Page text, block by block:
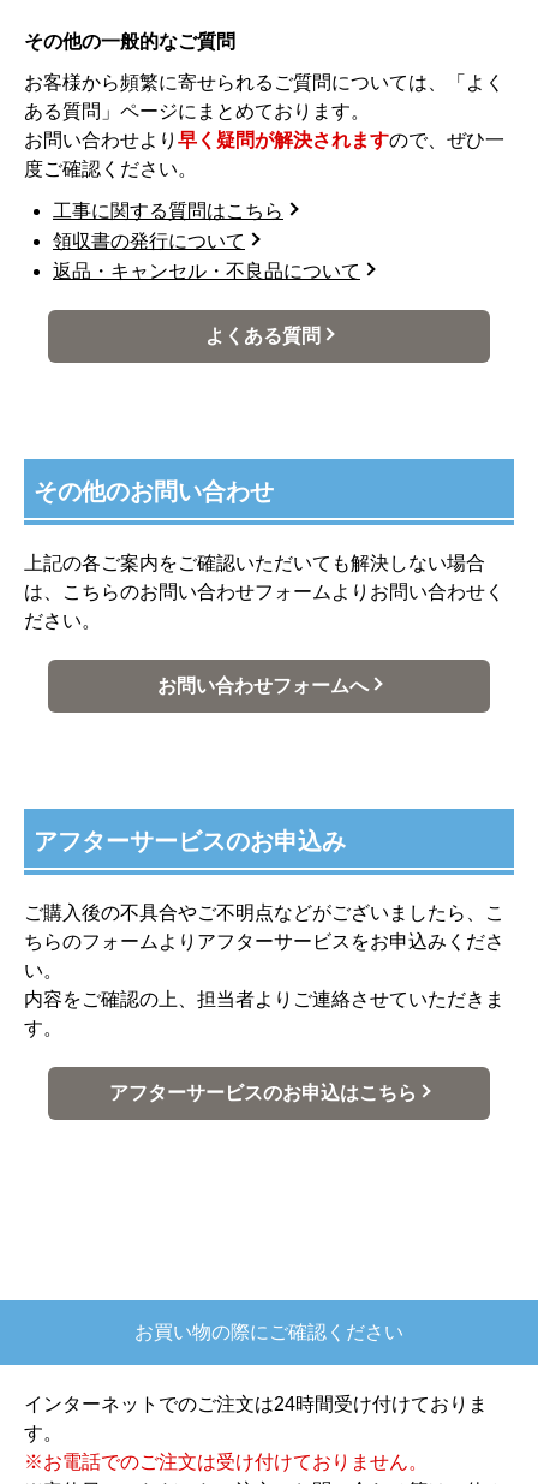
その他の一般的なご質問
お客様から頻繁に寄せられるご質問については、「よく
ある質問」ページにまとめております。
お問い合わせより 早く疑問が解決されますので、ぜひ一
度ご確認ください。
工事に関する質問はこちら
領収書の発行について
返品・キャンセル・不良品について
よくある質問
その他のお問い合わせ
上記の各ご案内をご確認いただいても解決しない場合
は、こちらのお問い合わせフォームよりお問い合わせく
ださい。
お問い合わせフォームへ
アフターサービスのお申込み
ご購入後の不具合やご不明点などがございましたら、こ
ちらのフォームよりアフターサービスをお申込みくださ
い。
内容をご確認の上、担当者よりご連絡させていただきま
す。
アフターサービスのお申込はこちら
お買い物の際にご確認ください
インターネットでのご注文は24時間受け付けておりま
す。
※お電話でのご注文は受け付けておりません。